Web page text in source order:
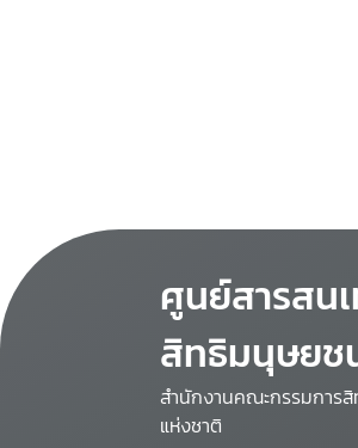
ศูนย์สารสน
สิทธิมนุษยช
สำนักงานคณะกรรมการ
แห่งชาติ